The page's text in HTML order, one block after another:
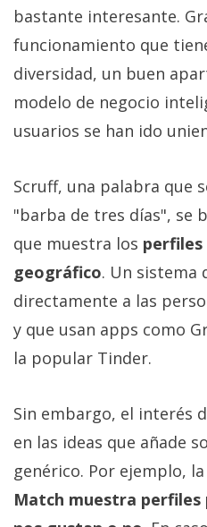
Profesional
+
Más
temas
Sorteos
Foros
Contacto
/
Sobre
nosotros
Publicidad
/
Cambiar
opciones
de
bastante interesante.
funcionamiento que
diversidad, un buen
modelo de negocio
usuarios se han ido
Scruff, una palabra que
"barba de tres días", se
que muestra los perfiles
geográfico. Un sistema
directamente a las
y que usan apps como
la popular Tinder.
Sin embargo, el interés
en las ideas que añade
genérico. Por ejemplo,
Match muestra perfiles